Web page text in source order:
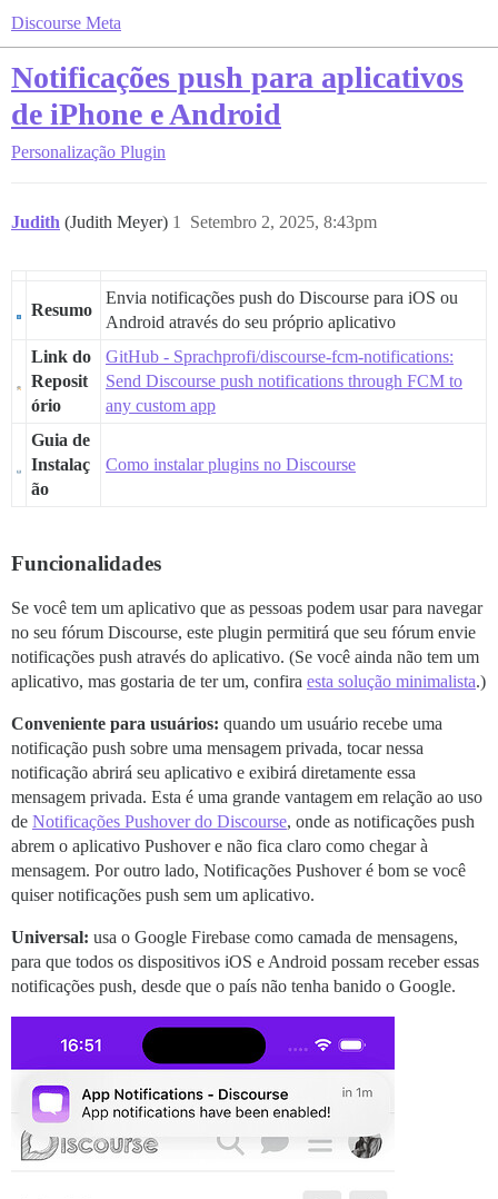
Discourse Meta
Notificações push para aplicativos
de iPhone e Android
Personalização Plugin
Judith (Judith Meyer) Setembro 2, 2025, 8:43pm
1
Resumo
Envia notificações push do Discourse para iOS ou
Android através do seu próprio aplicativo
Link do
Reposit
ório
GitHub - Sprachprofi/discourse-fcm-notifications:
Send Discourse push notifications through FCM to
any custom app
Guia de
Instalaç
ão
Como instalar plugins no Discourse
Funcionalidades
Se você tem um aplicativo que as pessoas podem usar para navegar
no seu fórum Discourse, este plugin permitirá que seu fórum envie
notificações push através do aplicativo. (Se você ainda não tem um
aplicativo, mas gostaria de ter um, confira esta solução minimalista.)
Conveniente para usuários: quando um usuário recebe uma
notificação push sobre uma mensagem privada, tocar nessa
notificação abrirá seu aplicativo e exibirá diretamente essa
mensagem privada. Esta é uma grande vantagem em relação ao uso
de Notificações Pushover do Discourse, onde as notificações push
abrem o aplicativo Pushover e não fica claro como chegar à
mensagem. Por outro lado, Notificações Pushover é bom se você
quiser notificações push sem um aplicativo.
Universal: usa o Google Firebase como camada de mensagens,
para que todos os dispositivos iOS e Android possam receber essas
notificações push, desde que o país não tenha banido o Google.